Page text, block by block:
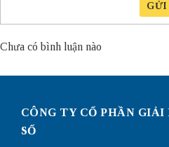
GỬI
Chưa có bình luận nào
CÔNG TY CỔ PHẦN GIẢI
SỐ